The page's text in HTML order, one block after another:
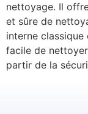
nettoyage. Il
et sûre de
interne
facile de
partir de la